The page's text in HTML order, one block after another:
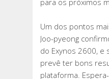
para os próximos
Um dos pontos
Joo-pyeong
do Exynos 2600, e
prevê ter bons
plataforma.